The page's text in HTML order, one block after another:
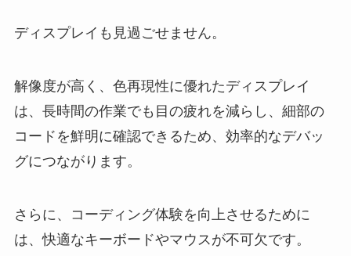
ディスプレイも見過ごせません。
解像度が高く、色再現性に優れたディスプレイ
は、長時間の作業でも目の疲れを減らし、細部の
コードを鮮明に確認できるため、効率的なデバッ
グにつながります。
さらに、コーディング体験を向上させるために
は、快適なキーボードやマウスが不可欠です。